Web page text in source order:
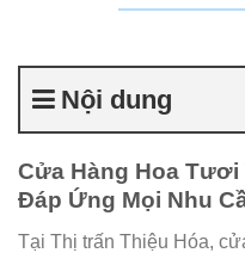
Nội dung
Cửa Hàng Hoa Tươi
Đáp Ứng Mọi Nhu
Tại Thị trấn Thiệu Hóa,